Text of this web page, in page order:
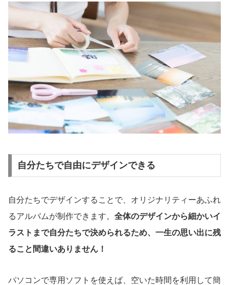
自分たちで自由にデザインできる
自分たちでデザインすることで、オリジナリティーあふれ
るアルバムが制作できます。 全体のデザインから細かいイ
ラストまで自分たちで決められるため、一生の思い出に残
ること間違いありません！
パソコンで専用ソフトを使えば、空いた時間を利用して簡